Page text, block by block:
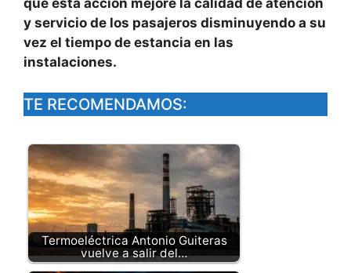
que esta acción mejore la calidad de atención
y servicio de los pasajeros disminuyendo a su
vez el tiempo de estancia en las
instalaciones.
TE RECOMENDAMOS:
Termoeléctrica Antonio Guiteras
vuelve a salir del…